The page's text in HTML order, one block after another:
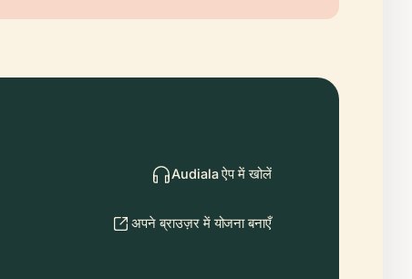
Audiala ऐप में खोलें
अपने ब्राउज़र में योजना बनाएँ